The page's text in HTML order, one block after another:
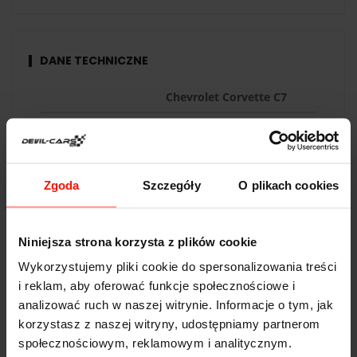
Zgoda Szczegóły O plikach cookies
Niniejsza strona korzysta z plików cookie
Wykorzystujemy pliki cookie do spersonalizowania treści
i reklam, aby oferować funkcje społecznościowe i
analizować ruch w naszej witrynie. Informacje o tym, jak
korzystasz z naszej witryny, udostępniamy partnerom
społecznościowym, reklamowym i analitycznym.
DANE TECHNICZNE
Chevrolet Corvette C7
Moc:
466KM
Napęd:
tył
Pojemność:
6.2 l
Skrzynia biegów:
6-biegowa